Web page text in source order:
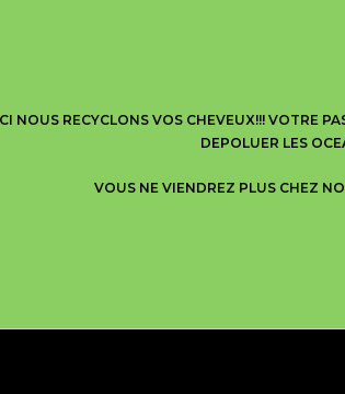
NOUS RECYCLONS VOS CHEVEUX!!! VOTRE
DEPOLUER LES
VOUS NE VIENDREZ PLUS CHEZ